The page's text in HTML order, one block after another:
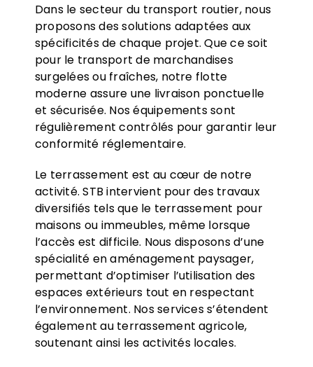
Dans le secteur du transport routier, nous
proposons des solutions adaptées aux
spécificités de chaque projet. Que ce soit
pour le transport de marchandises
surgelées ou fraîches, notre flotte
moderne assure une livraison ponctuelle
et sécurisée. Nos équipements sont
régulièrement contrôlés pour garantir leur
conformité réglementaire.
Le terrassement est au cœur de notre
activité. STB intervient pour des travaux
diversifiés tels que le terrassement pour
maisons ou immeubles, même lorsque
l’accès est difficile. Nous disposons d’une
spécialité en aménagement paysager,
permettant d’optimiser l’utilisation des
espaces extérieurs tout en respectant
l’environnement. Nos services s’étendent
également au terrassement agricole,
soutenant ainsi les activités locales.